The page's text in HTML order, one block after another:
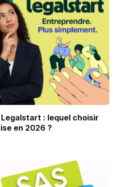
Legalstart : lequel choisir
en 2026 ?